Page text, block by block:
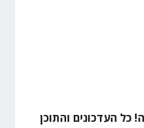
כל העדכונים והתוכן